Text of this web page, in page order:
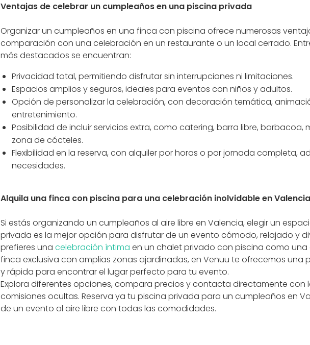
Ventajas de celebrar un cumpleaños en una piscina privada
Organizar un cumpleaños en una finca con piscina ofrece numerosas
comparación con una celebración en un restaurante o un local cerrado.
más destacados se encuentran:
Privacidad total, permitiendo disfrutar sin interrupciones ni limitaciones.
Espacios amplios y seguros, ideales para eventos con niños y adultos.
Opción de personalizar la celebración, con decoración temática,
entretenimiento.
Posibilidad de incluir servicios extra, como catering, barra libre, barbacoa,
zona de cócteles.
Flexibilidad en la reserva, con alquiler por horas o por jornada completa,
necesidades.
Alquila una finca con piscina para una celebración inolvidable en Valencia
Si estás organizando un cumpleaños al aire libre en Valencia, elegir un
privada es la mejor opción para disfrutar de un evento cómodo, relajado y
prefieres una celebración íntima en un chalet privado con piscina como
finca exclusiva con amplias zonas ajardinadas, en Venuu te ofrecemos una
y rápida para encontrar el lugar perfecto para tu evento.
Explora diferentes opciones, compara precios y contacta directamente con
comisiones ocultas. Reserva ya tu piscina privada para un cumpleaños en
de un evento al aire libre con todas las comodidades.